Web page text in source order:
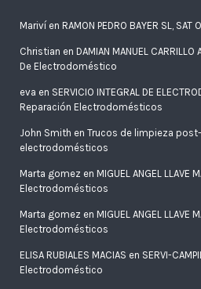
Marivíen RAMON PEDRO BAYER SL, SAT
Christian en DAMIAN MANUEL
De Electrodoméstico
eva en SERVICIO INTEGRAL DE
Reparación Electrodomésticos
John Smith en Trucos de limpieza
electrodomésticos
Marta gomez en MIGUEL ANGEL LLAVE
Electrodomésticos
Marta gomez en MIGUEL ANGEL LLAVE
Electrodomésticos
ELISA RUBIALES MACIAS en SERVI-
Electrodoméstico